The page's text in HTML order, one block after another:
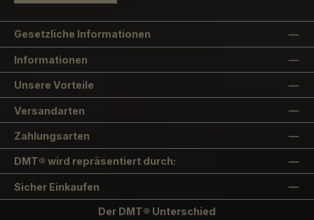
Gesetzliche Informationen
Informationen
Unsere Vorteile
Versandarten
Zahlungsarten
DMT® wird repräsentiert durch:
Sicher Einkaufen
Der DMT® Unterschied